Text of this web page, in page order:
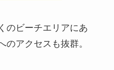
のビーチエリアにあ
のアクセスも抜群。